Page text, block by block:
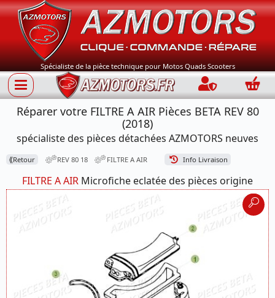
Spécialiste de la pièce technique pour Motos Quads Scooters
Connection
Réparer votre FILTRE A AIR Pièces BETA REV 80
(2018)
spécialiste des pièces détachées AZMOTORS neuves
⟪Retour REV 80 18 FILTRE A AIR Info Livraison
FILTRE A AIR Microfiche eclatée des pièces origine